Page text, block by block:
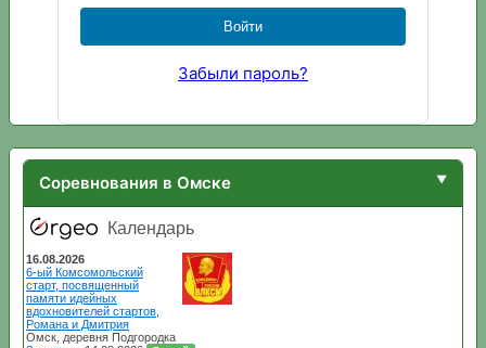
Забыли пароль?
Соревнования в Омске